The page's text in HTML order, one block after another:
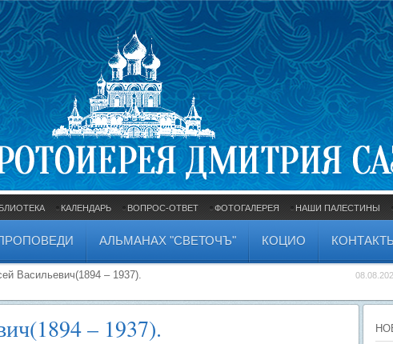
КАЛЕНДАРЬ ВОПРОС-ОТВЕТ ФОТОГАЛЕРЕЯ НАШИ ПАЛЕСТИНЫ
АЛЬМАНАХ "СВЕТОЧЪ" КОЦИО
Васильевич(1894 – 1937).
– 1937).